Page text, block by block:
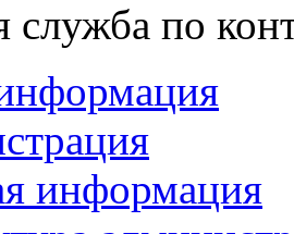
служба по
информация